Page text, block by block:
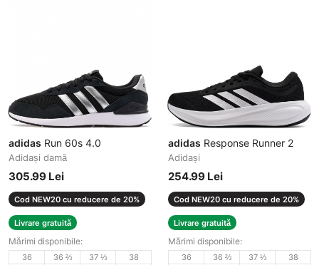
adidas Run 60s 4.0
Adidași damă
305.99 Lei
Cod NEW20 cu reducere de 20%
Livrare gratuită
Mărimi disponibile:
36 36 ⅔ 37 ⅓
38
adidas Response Runner 2
Adidași
254.99 Lei
Cod NEW20 cu reducere de 20%
Livrare gratuită
Mărimi disponibile:
36 36 ⅔ 37 ⅓
38